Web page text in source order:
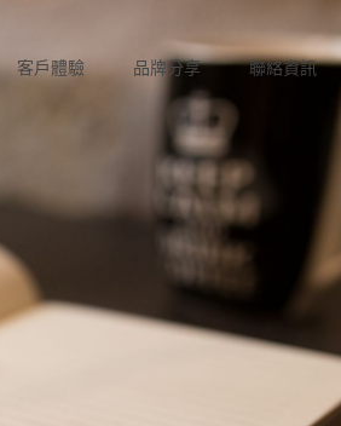
客戶體驗 品牌分享 聯絡資訊